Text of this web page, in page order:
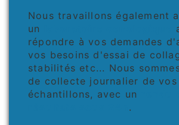
Nous travaillons également
un
répondre à vos demandes
vos besoins d'essai de
stabilités etc... Nous
de collecte journalier de vos
échantillons, avec un
.